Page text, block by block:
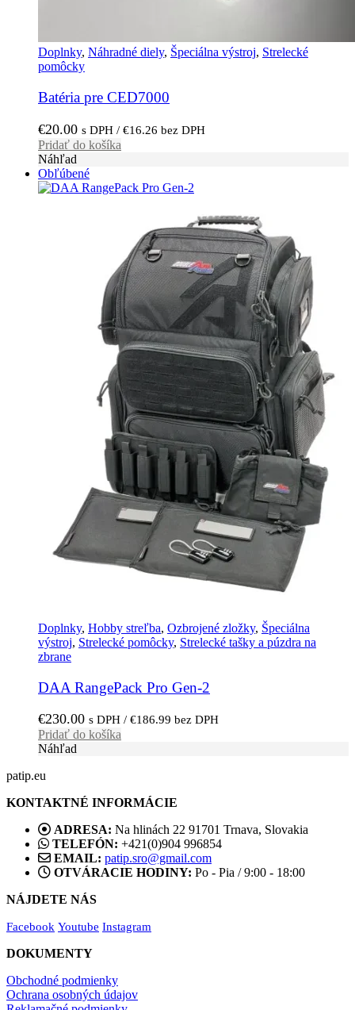
Doplnky, Náhradné diely, Špeciálna výstroj, Strelecké
pomôcky
Batéria pre CED7000
€20.00 s DPH / €16.26 bez DPH
Pridať do košíka
Náhľad
Obľúbené
Doplnky, Hobby streľba, Ozbrojené zložky, Špeciálna
výstroj, Strelecké pomôcky, Strelecké tašky a púzdra na
zbrane
DAA RangePack Pro Gen-2
€230.00 s DPH / €186.99 bez DPH
Pridať do košíka
Náhľad
patip.eu
KONTAKTNÉ INFORMÁCIE
ADRESA: Na hlinách 22 91701 Trnava, Slovakia
TELEFÓN: +421(0)904 996854
EMAIL: patip.sro@gmail.com
OTVÁRACIE HODINY: Po - Pia / 9:00 - 18:00
NÁJDETE NÁS
Facebook Youtube Instagram
DOKUMENTY
Obchodné podmienky
Ochrana osobných údajov